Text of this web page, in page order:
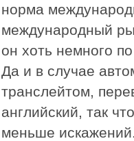
норма
международный
он хоть немного
Да и в случае
транслейтом,
английский, так
меньше